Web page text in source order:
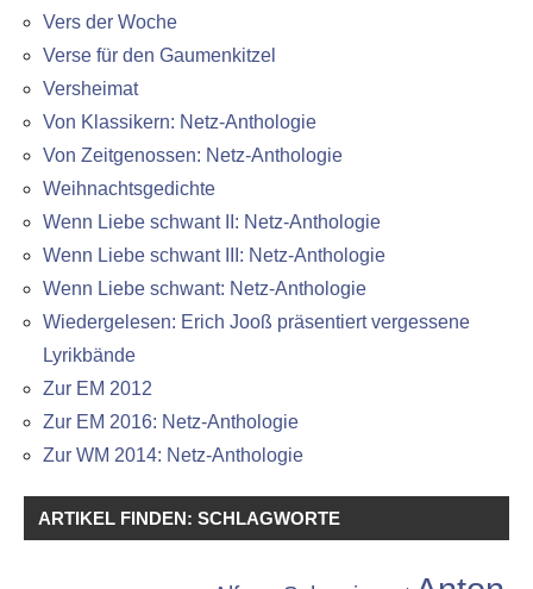
Vers der Woche
Verse für den Gaumenkitzel
Versheimat
Von Klassikern: Netz-Anthologie
Von Zeitgenossen: Netz-Anthologie
Weihnachtsgedichte
Wenn Liebe schwant II: Netz-Anthologie
Wenn Liebe schwant III: Netz-Anthologie
Wenn Liebe schwant: Netz-Anthologie
Wiedergelesen: Erich Jooß präsentiert vergessene
Lyrikbände
Zur EM 2012
Zur EM 2016: Netz-Anthologie
Zur WM 2014: Netz-Anthologie
ARTIKEL FINDEN: SCHLAGWORTE